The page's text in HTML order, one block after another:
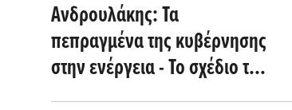
Ανδρουλάκης: Τα
πεπραγμένα της κυβέρνησης
στην ενέργεια - Το σχέδιο του
ΠΑΣΟΚ για φθηνότερο ρεύμα